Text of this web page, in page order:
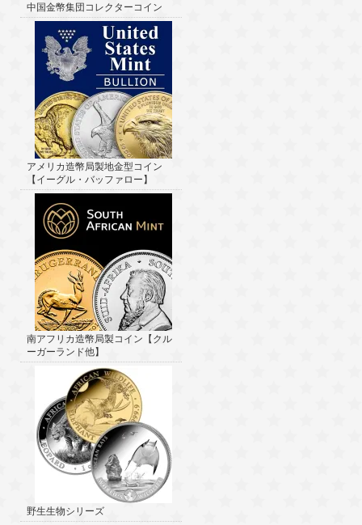
中国金幣集団コレクターコイン
アメリカ造幣局製地金型コイン
【イーグル・バッファロー】
南アフリカ造幣局製コイン【クル
ーガーランド他】
野生生物シリーズ